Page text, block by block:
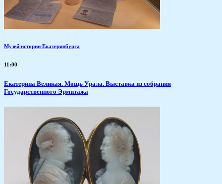
Музей истории Екатеринбурга
11:00
​Екатерина Великая. Мощь Урала. Выставка из собрания
Государственного Эрмитажа